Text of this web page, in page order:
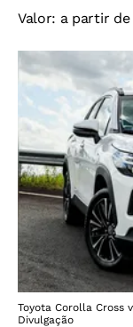
Valor: a partir de
Toyota Corolla Cross
Divulgação